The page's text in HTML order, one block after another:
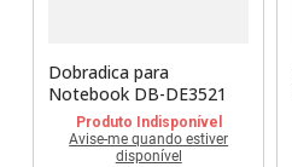
Dobradica para
Notebook DB-DE3521
Produto Indisponível
Avise-me quando estiver
disponível